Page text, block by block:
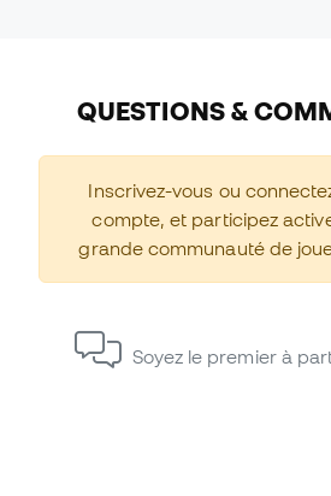
QUESTIONS &
Inscrivez-vous ou
compte, et participez
grande communauté de
Soyez le premier à